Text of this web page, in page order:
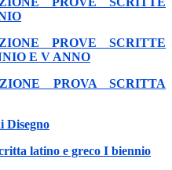
PROVE SCRITTE
E V ANNO
PROVA SCRITTA
Disegno
latino e greco I biennio